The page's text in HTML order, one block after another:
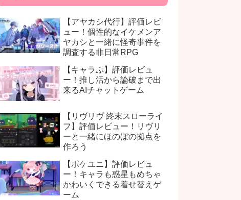
【アヤカシ代行】評価レビ
ュー！個性的なイケメンア
ヤカシと一緒に怪奇事件を
調査する非日常RPG
【キャラぷ】評価レビュ
ー！推し活から論破まで出
来るAIチャットゲーム
【リヴリヴ 終末スローライ
フ】評価レビュー！リヴリ
ーと一緒にほのぼの拠点を
作ろう
【ポケユニ】評価レビュ
ー！キャラも惑星もめちゃ
かわいくできる着せ替えゲ
ーム